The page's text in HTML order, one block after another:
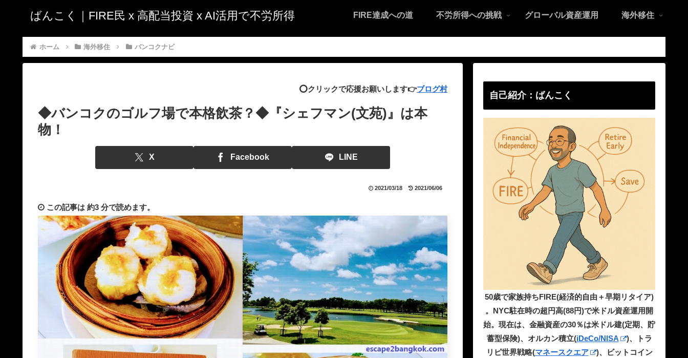
ばんこく｜FIRE民 x 高配当投資 x AI活用で不労所得 FIRE達成への道 不労所得への挑戦 グローバル資産運用 海外移住
ホーム 海外移住 バンコクナビ
⭕️クリックで応援お願いします👉ブログ村
◆バンコクのゴルフ場で本格飲茶？◆『シェフマン(文苑)』は本
物！
X Facebook LINE
2021/03/18 2021/06/06
この記事は 約3 分で読めます。
自己紹介：ばんこく
50歳で家族持ちFIRE(経済的自由＋早期リタイア)
。NYC駐在時の超円高(88円)で米ドル資産運用開
始。現在は、金融資産の30％は米ドル建(定期、貯
蓄型保険)、オルカン積立(iDeCo/NISA
)、トラ
リピ世界戦略(マネースクエア
)、ビットコイン